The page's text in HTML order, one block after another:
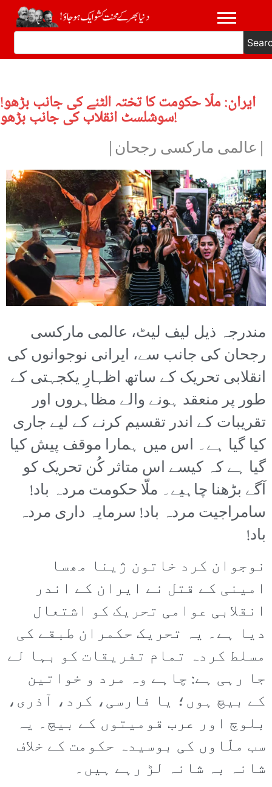
ایران: ملّا حکومت کا تختہ الٹنے کی جانب بڑھو!
سوشلسٹ انقلاب کی جانب بڑھو!
|عالمی مارکسی رجحان|
مندرجہ ذیل لیف لیٹ، عالمی مارکسی
رجحان کی جانب سے، ایرانی نوجوانوں کی
انقلابی تحریک کے ساتھ اظہارِ یکجہتی کے
طور پر منعقد ہونے والے مظاہروں اور
تقریبات کے اندر تقسیم کرنے کے لیے جاری
کیا گیا ہے۔ اس میں ہمارا موقف پیش کیا
گیا ہے کہ کیسے اس متاثر کُن تحریک کو
آگے بڑھنا چاہیے۔ ملّا حکومت مردہ باد!
سامراجیت مردہ باد! سرمایہ داری مردہ
باد!
نوجوان کرد خاتون ژینا مھسا
امینی کے قتل نے ایران کے اندر
انقلابی عوامی تحریک کو اشتعال
دیا ہے۔ یہ تحریک حکمران طبقے کی
مسلط کردہ تمام تفریقات کو بہا لے
جا رہی ہے: چاہے وہ مرد و خواتین
کے بیچ ہوں؛ یا فارسی، کرد، آذری،
بلوچ اور عرب قومیتوں کے بیچ۔ یہ
سب ملّاوں کی بوسیدہ حکومت کے خلاف
شانہ بہ شانہ لڑ رہے ہیں۔